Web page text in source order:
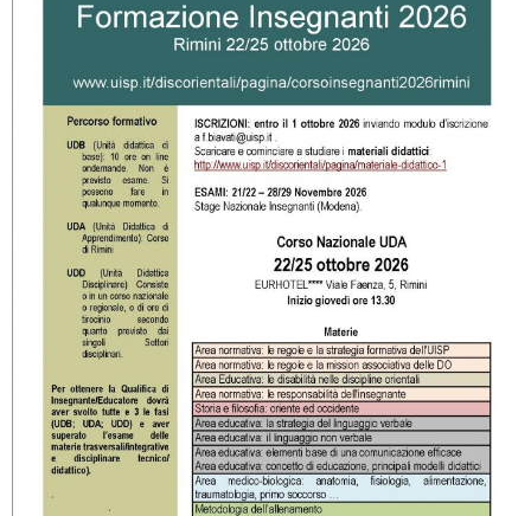
La formazione Uisp rallenta ma prosegue anche in estate